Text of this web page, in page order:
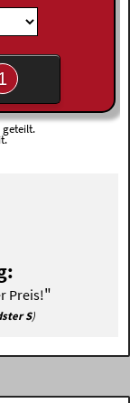
geteilt.
Preis!"
S)